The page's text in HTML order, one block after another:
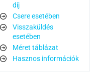
díj
Csere esetében
Visszaküldés
esetében
Méret táblázat
Hasznos információk